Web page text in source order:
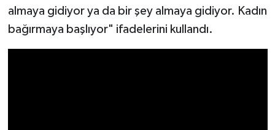
almaya gidiyor ya da bir şey almaya gidiyor. Kadın
bağırmaya başlıyor" ifadelerini kullandı.